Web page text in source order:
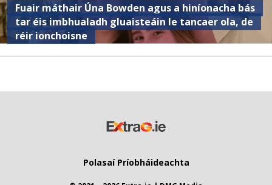
Fuair ​​máthair Úna Bowden agus a hiníonacha bás
tar éis imbhualadh gluaisteáin le tancaer ola, de
réir ionchoisne
Polasaí Príobháideachta